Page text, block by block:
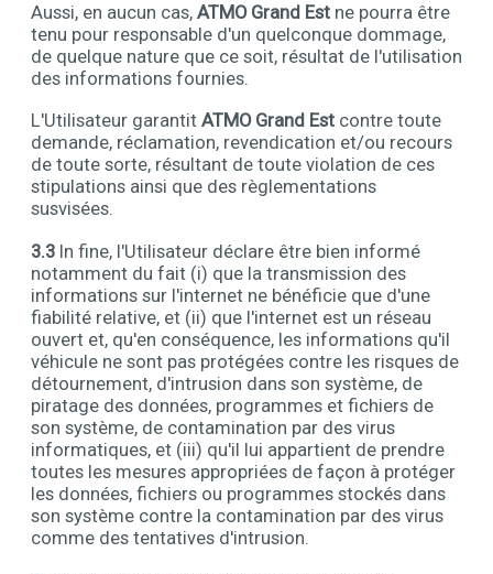
Aussi, en aucun cas, ATMO Grand Est ne pourra être
tenu pour responsable d'un quelconque dommage,
de quelque nature que ce soit, résultat de l'utilisation
des informations fournies.
L'Utilisateur garantit ATMO Grand Est contre toute
demande, réclamation, revendication et/ou recours
de toute sorte, résultant de toute violation de ces
stipulations ainsi que des règlementations
susvisées.
3.3In fine, l'Utilisateur déclare être bien informé
notamment du fait (i) que la transmission des
informations sur l'internet ne bénéficie que d'une
fiabilité relative, et (ii) que l'internet est un réseau
ouvert et, qu'en conséquence, les informations qu'il
véhicule ne sont pas protégées contre les risques de
détournement, d'intrusion dans son système, de
piratage des données, programmes et fichiers de
son système, de contamination par des virus
informatiques, et (iii) qu'il lui appartient de prendre
toutes les mesures appropriées de façon à protéger
les données, fichiers ou programmes stockés dans
son système contre la contamination par des virus
comme des tentatives d'intrusion.